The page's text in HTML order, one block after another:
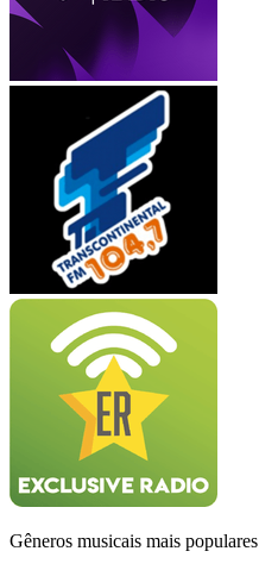
Gêneros musicais mais populares